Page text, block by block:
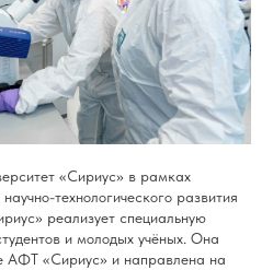
«Сириус» в рамках
технологического развития
реализует специальную
и молодых учёных. Она
АФТ «Сириус» и направлена на